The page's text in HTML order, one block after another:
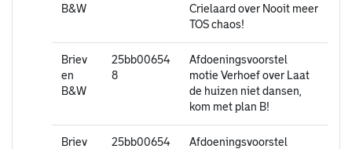
B&W
Crielaard over Nooit meer
TOS chaos!
Briev
en
B&W
25bb00654
8
Afdoeningsvoorstel
motie Verhoef over Laat
de huizen niet dansen,
kom met plan B!
Briev
25bb00654
Afdoeningsvoorstel